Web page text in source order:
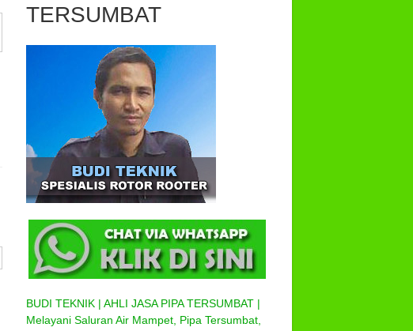
TERSUMBAT
BUDI TEKNIK | AHLI JASA PIPA TERSUMBAT |
Melayani Saluran Air Mampet, Pipa Tersumbat,